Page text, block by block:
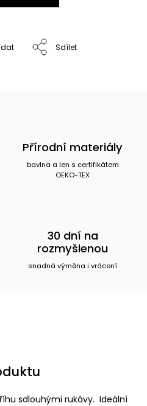
Sdílet
Přírodní materiály
bavlna a len s certifikátem
OEKO-TEX
30 dní na
rozmyšlenou
snadná výměna i vrácení
sdlouhými rukávy. Ideální